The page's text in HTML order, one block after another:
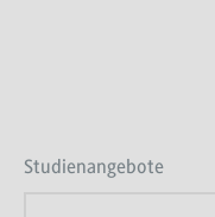
Studienangebote